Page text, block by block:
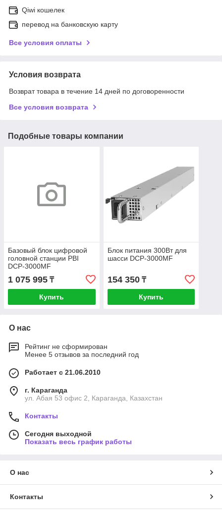
Qiwi кошелек
перевод на банковскую карту
Все условия оплаты
Условия возврата
Возврат товара в течение 14 дней по договоренности
Все условия возврата
Подобные товары компании
Базовый блок цифровой
головной станции PBI
DCP-3000MF
1 075 995 ₸
Купить
Блок питания 300Вт для
шасси DCP-3000MF
154 350₸
Купить
О нас
Рейтинг не сформирован
Менее 5 отзывов за последний год
Работает с 21.06.2010
г. Караганда
ул. Абая 53 офис 2, Караганда, Казахстан
Контакты
Сегодня выходной
Показать весь график работы
О нас
Контакты